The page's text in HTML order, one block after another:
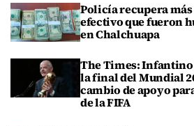
Policía recupera más
efectivo que fueron
en Chalchuapa
The Times:
la final del Mundial
cambio de apoyo
de la FIFA